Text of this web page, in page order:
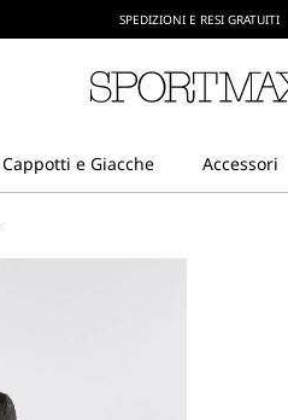
CREA IL TUO ACCOUNT SU
SPEDIZIONI E RESI GRATUITI